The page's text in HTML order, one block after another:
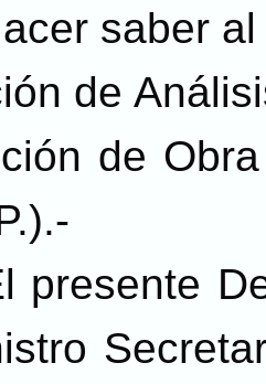
saber
de
de
presente